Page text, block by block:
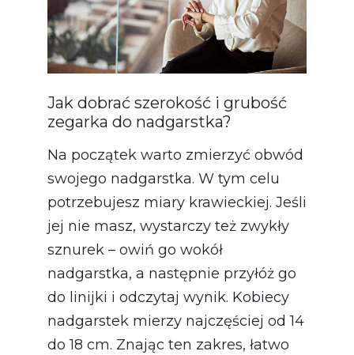
Jak dobrać szerokość i grubość
zegarka do nadgarstka?
Na początek warto zmierzyć obwód
swojego nadgarstka. W tym celu
potrzebujesz miary krawieckiej. Jeśli
jej nie masz, wystarczy też zwykły
sznurek – owiń go wokół
nadgarstka, a następnie przyłóż go
do linijki i odczytaj wynik. Kobiecy
nadgarstek mierzy najczęściej od 14
do 18 cm. Znając ten zakres, łatwo